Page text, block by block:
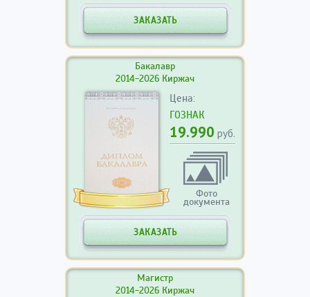
ЗАКАЗАТЬ
Бакалавр
2014-2026 Киржач
Цена:
ГОЗНАК
19.990 руб.
Фото
документа
ЗАКАЗАТЬ
Магистр
2014-2026 Киржач